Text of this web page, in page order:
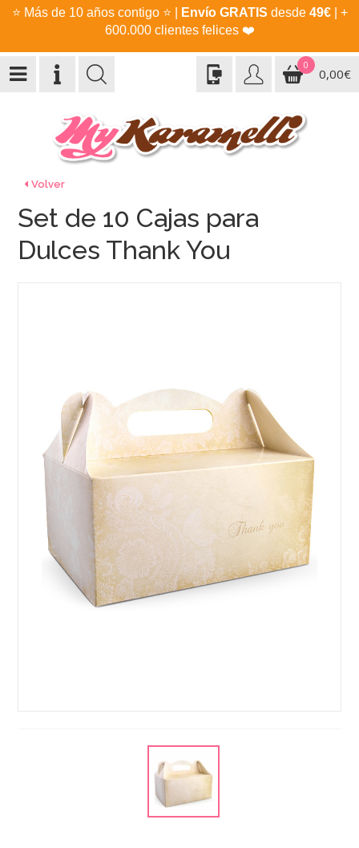
⭐ Más de 10 años contigo ⭐ Envío GRATIS desde 49€| +
600.000 clientes felices ❤️
0
0,00€
Volver
Set de 10 Cajas para
Dulces Thank You